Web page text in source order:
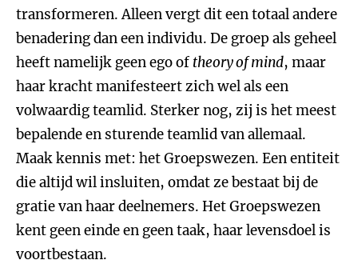
transformeren. Alleen vergt dit een totaal andere
benadering dan een individu. De groep als geheel
heeft namelijk geen ego of theory of mind, maar
haar kracht manifesteert zich wel als een
volwaardig teamlid. Sterker nog, zij is het meest
bepalende en sturende teamlid van allemaal.
Maak kennis met: het Groepswezen. Een entiteit
die altijd wil insluiten, omdat ze bestaat bij de
gratie van haar deelnemers. Het Groepswezen
kent geen einde en geen taak, haar levensdoel is
voortbestaan.